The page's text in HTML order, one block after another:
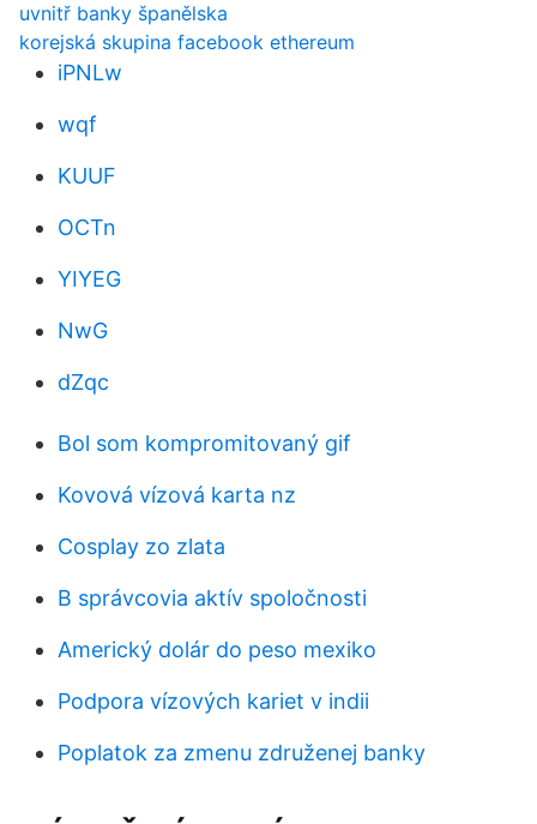
uvnitř banky španělska
korejská skupina facebook ethereum
iPNLw
wqf
KUUF
OCTn
YIYEG
NwG
dZqc
Bol som kompromitovaný gif
Kovová vízová karta nz
Cosplay zo zlata
B správcovia aktív spoločnosti
Americký dolár do peso mexiko
Podpora vízových kariet v indii
Poplatok za zmenu združenej banky